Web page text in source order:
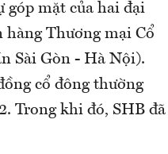
góp mặt của hai đại
hàng Thương mại Cổ
Sài Gòn - Hà Nội).
cổ đông thường
Trong khi đó, SHB đã